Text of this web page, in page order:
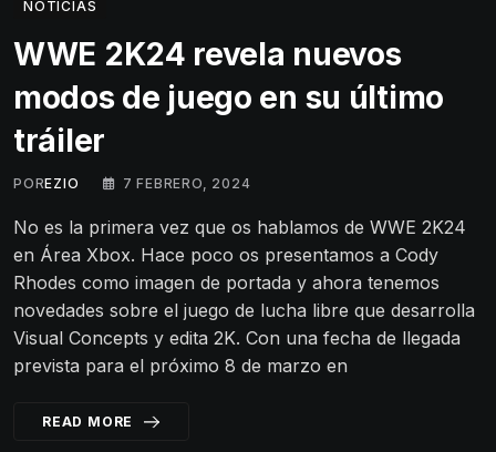
NOTICIAS
WWE 2K24 revela nuevos
modos de juego en su último
tráiler
POREZIO 7 FEBRERO, 2024
No es la primera vez que os hablamos de WWE 2K24
en Área Xbox. Hace poco os presentamos a Cody
Rhodes como imagen de portada y ahora tenemos
novedades sobre el juego de lucha libre que desarrolla
Visual Concepts y edita 2K. Con una fecha de llegada
prevista para el próximo 8 de marzo en
READ MORE